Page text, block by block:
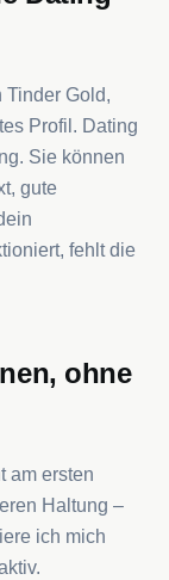
Gold,
Profil. Dating
Sie können
gute
fehlt die
ohne
am ersten
Haltung –
ich mich